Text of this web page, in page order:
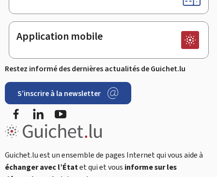
Application mobile
Restez informé des dernières actualités de Guichet.lu
S’inscrire à la newsletter
FacebookLinkedIn
Guichet.lu est un ensemble de pages Internet qui vous aide à
échanger avec l’Étatet qui et vous informe sur les